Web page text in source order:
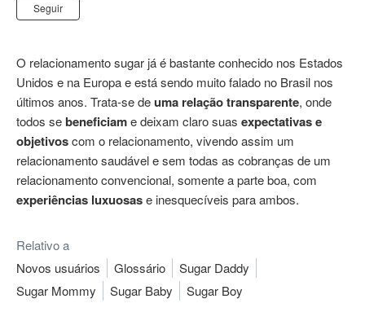
Seguir
O relacionamento sugar já é bastante conhecido nos Estados
Unidos e na Europa e está sendo muito falado no Brasil nos
últimos anos. Trata-se deuma relação transparente, onde
todos sebeneficiame deixam claro suas expectativas e
objetivoscom o relacionamento, vivendo assim um
relacionamento saudável e sem todas as cobranças de um
relacionamento convencional, somente a parte boa, com
experiências luxuosase inesquecíveis para ambos.
Relativo a
Novos usuários
Glossário
Sugar Daddy
Sugar Mommy
Sugar Baby Sugar Boy